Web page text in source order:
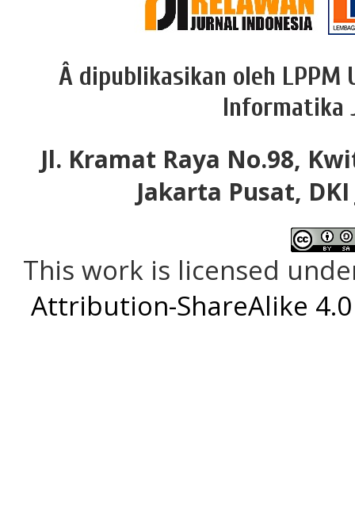
Â dipublikasikan oleh LPPM
Informatika
Jl. Kramat Raya No.98,
Jakarta Pusat,
This work is licensed
Attribution-ShareAlike